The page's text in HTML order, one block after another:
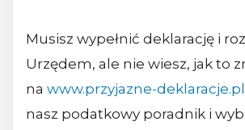
Musisz wypełnić deklarację i
Urzędem, ale nie wiesz, jak to
na www.przyjazne-deklaracje.pl
nasz podatkowy poradnik i